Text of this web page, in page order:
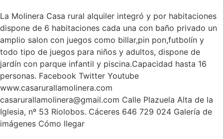
La Molinera Casa rural alquiler integró y por habitaciones
dispone de 6 habitaciones cada una con baño privado un
amplio salon con juegos como billar,pin pon,futbolín y
todo tipo de juegos para niños y adultos, dispone de
jardín con parque infantil y piscina.Capacidad hasta 16
personas. Facebook Twitter Youtube
www.casarurallamolinera.com
casarurallamolinera@gmail.com Calle Plazuela Alta de la
Iglesia, nº 53 Riolobos. Cáceres 646 729 024 Galería de
imágenes Cómo llegar